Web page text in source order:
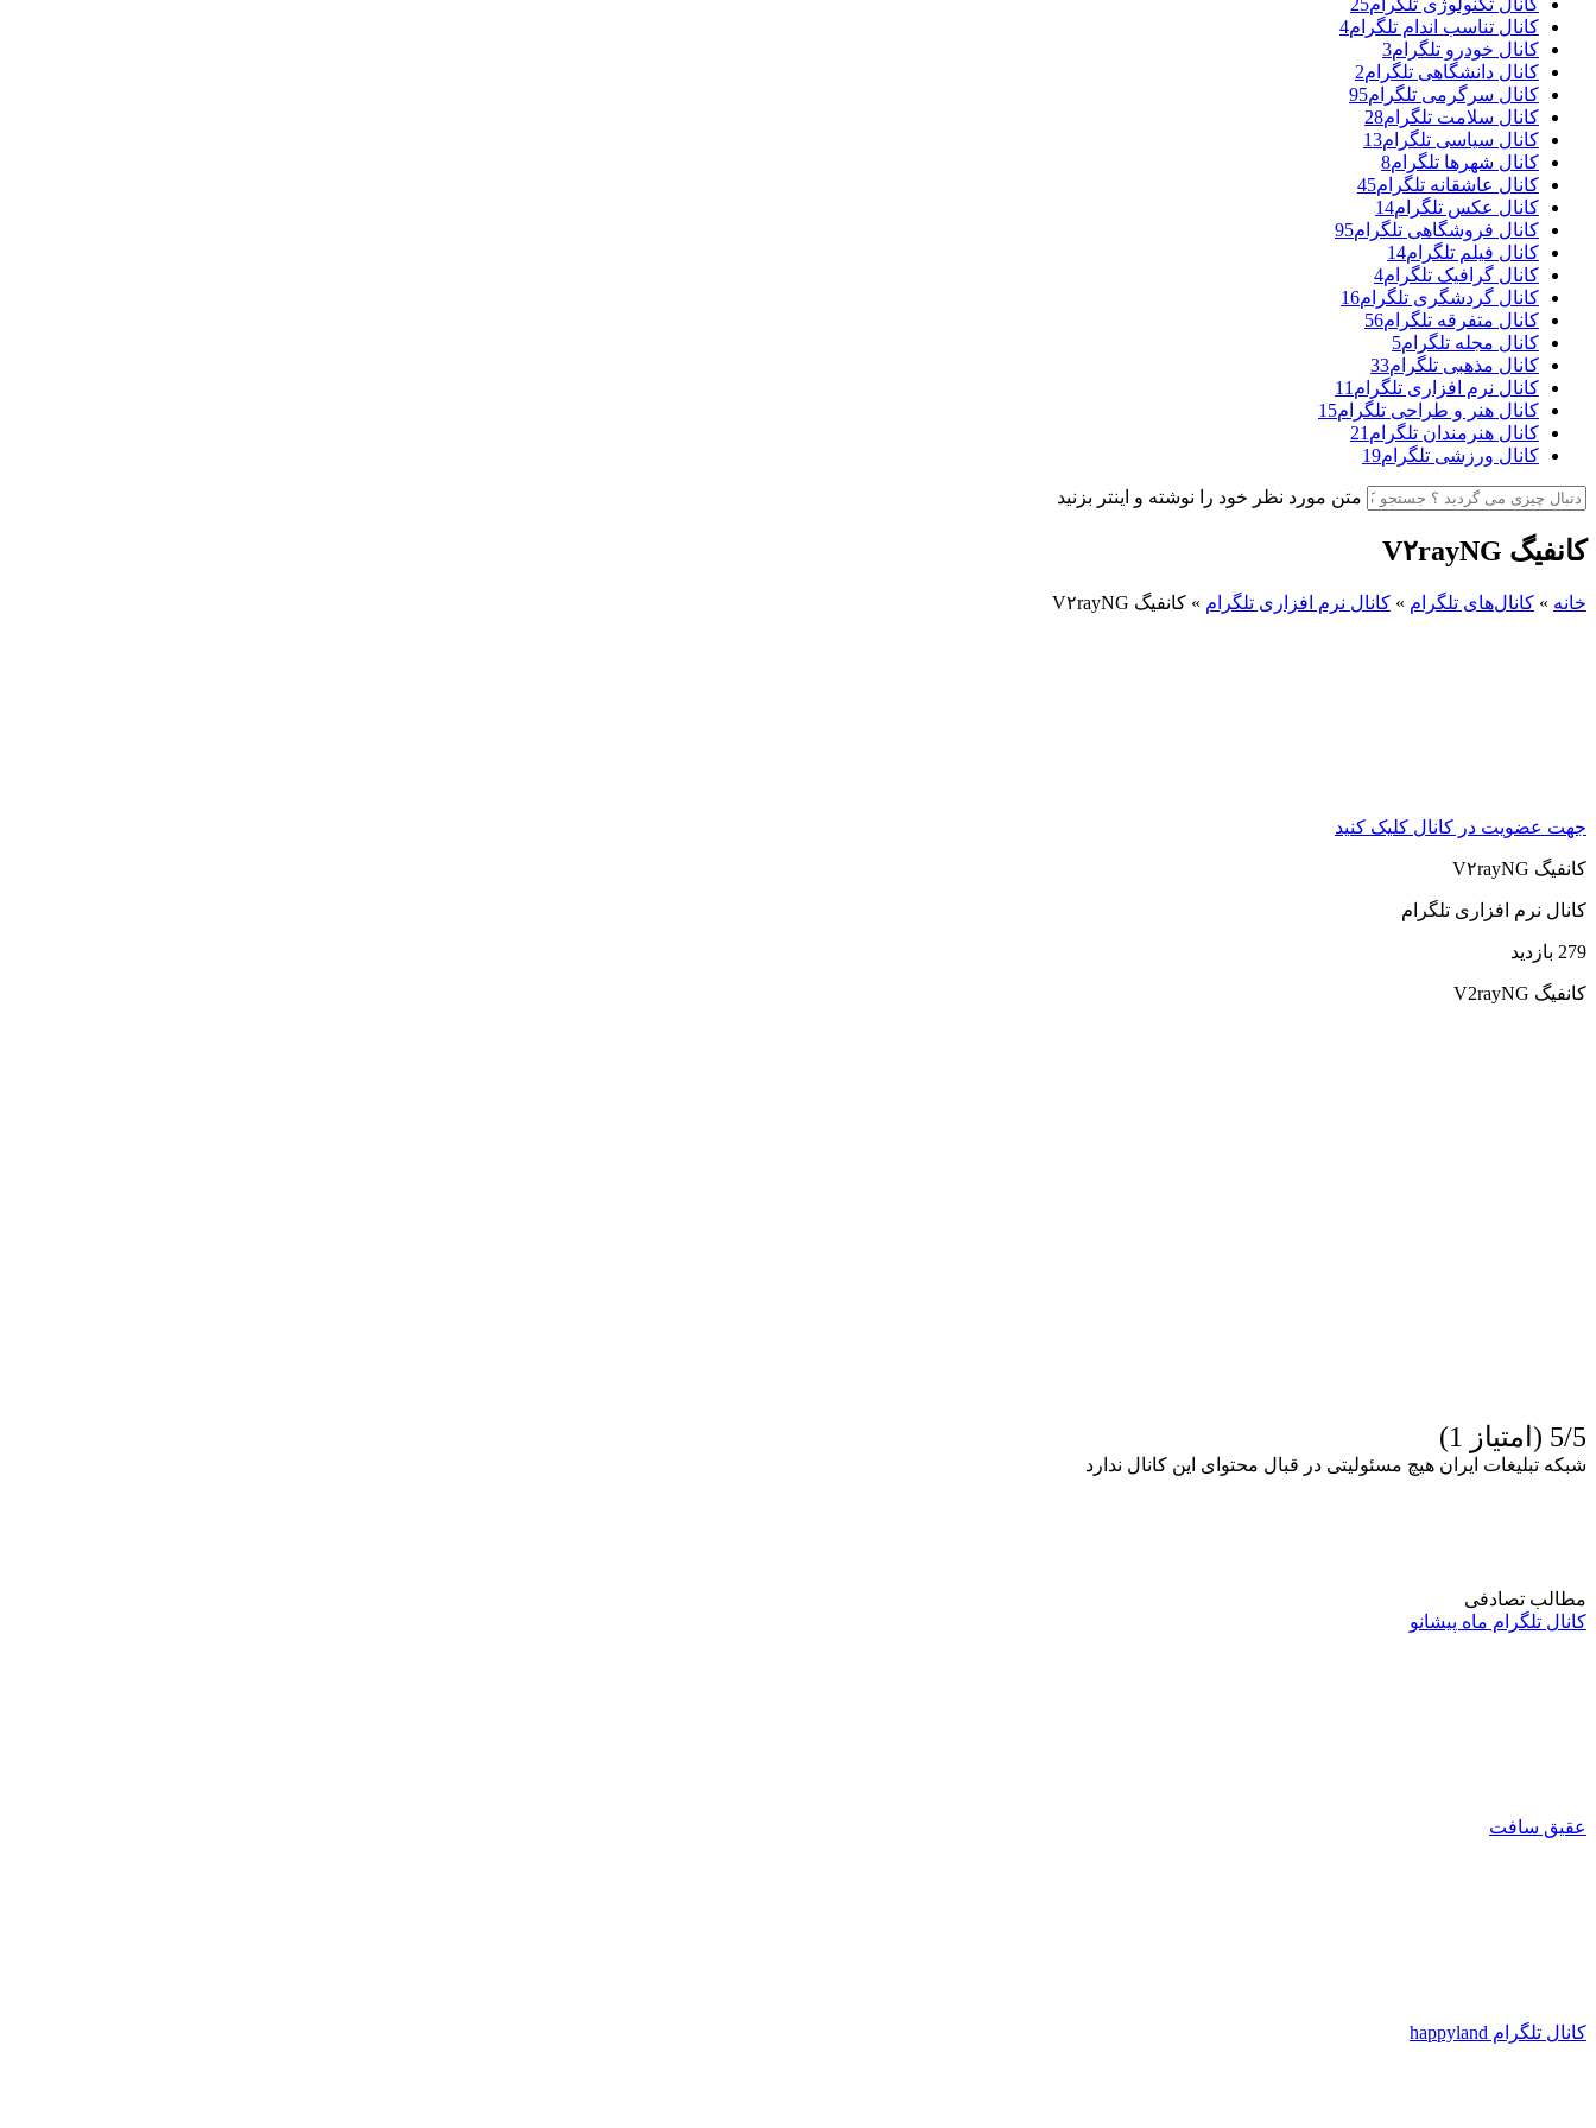
کانال تناسب اندام تلگرام4
کانال خودرو تلگرام3
کانال دانشگاهی تلگرام2
کانال سرگرمی تلگرام95
کانال سلامت تلگرام28
کانال سیاسی تلگرام13
کانال شهرها تلگرام8
کانال عاشقانه تلگرام45
کانال عکس تلگرام14
کانال فروشگاهی تلگرام95
کانال فیلم تلگرام14
کانال گرافیک تلگرام4
کانال گردشگری تلگرام16
کانال متفرقه تلگرام56
کانال مجله تلگرام5
کانال مذهبی تلگرام33
کانال نرم افزاری تلگرام 11
کانال هنر و طراحی تلگرام15
کانال هنرمندان تلگرام 21
کانال ورزشی تلگرام19
متن مورد نظر خود را نوشته و اینتر بزنید
کانفیگ V۲rayNG
خانه » کانال‌های تلگرام » کانال نرم افزاری تلگرام » کانفیگ V۲rayNG
جهت عضویت در کانال کلیک کنید
کانفیگ V۲rayNG
کانال نرم افزاری تلگرام
279 بازدید
کانفیگ V2rayNG
5/5 (امتیاز 1)
شبکه تبلیغات ایران هیچ مسئولیتی در قبال محتوای این کانال ندارد
مطالب تصادفی
کانال تلگرام ماه پیشانو
عقیق سافت
کانال تلگرام happyland